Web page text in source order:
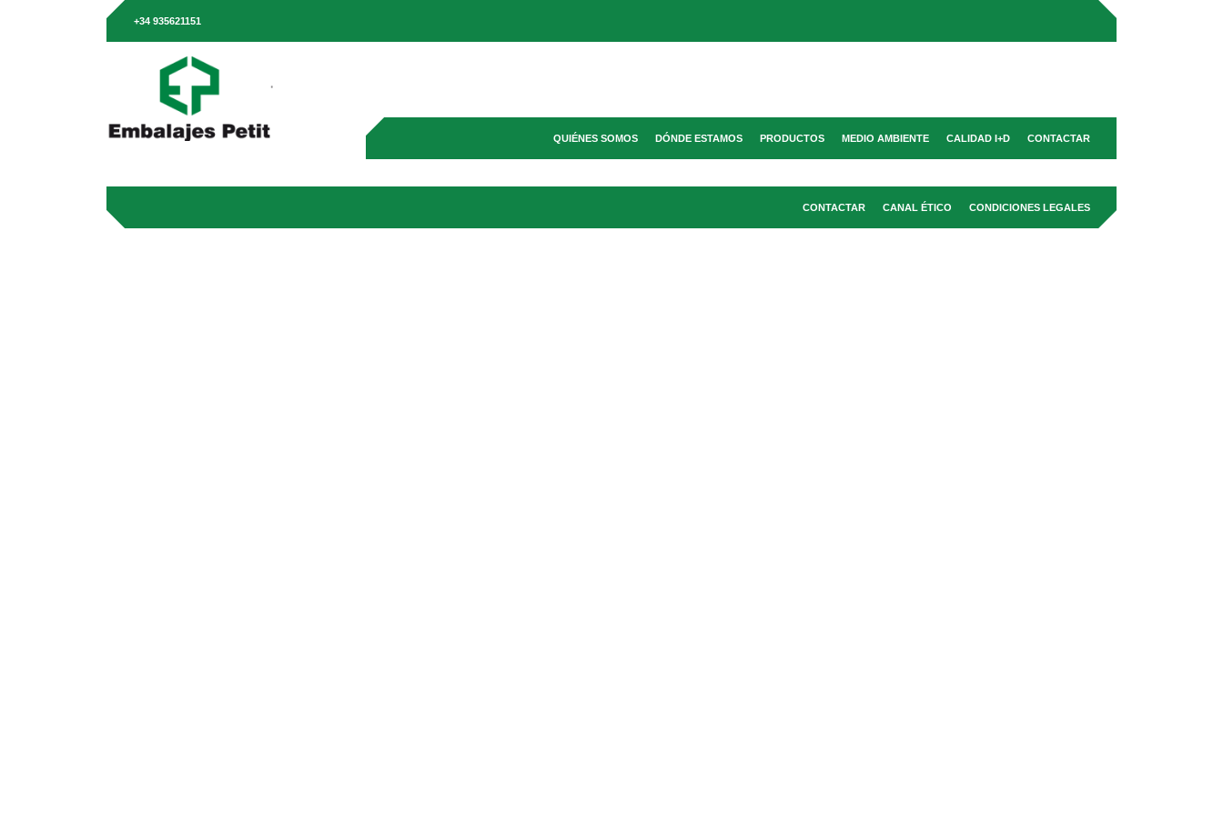
+34 935621151
QUIÉNES SOMOS DÓNDE ESTAMOS PRODUCTOS MEDIO AMBIENTE CALIDAD I+D CONTACTAR
CONTACTAR CANAL ÉTICO CONDICIONES LEGALES